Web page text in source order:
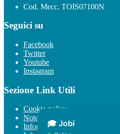
Cod. Mecc. TOIS07100N
Seguici su
Facebook
Twitter
Youtube
Instagram
Sezione Link Utili
Cookie policy
Note legali
Informativa Privacy